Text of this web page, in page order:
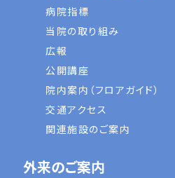
病院指標
当院の取り組み
広報
公開講座
院内案内（フロアガイド）
交通アクセス
関連施設のご案内
外来のご案内